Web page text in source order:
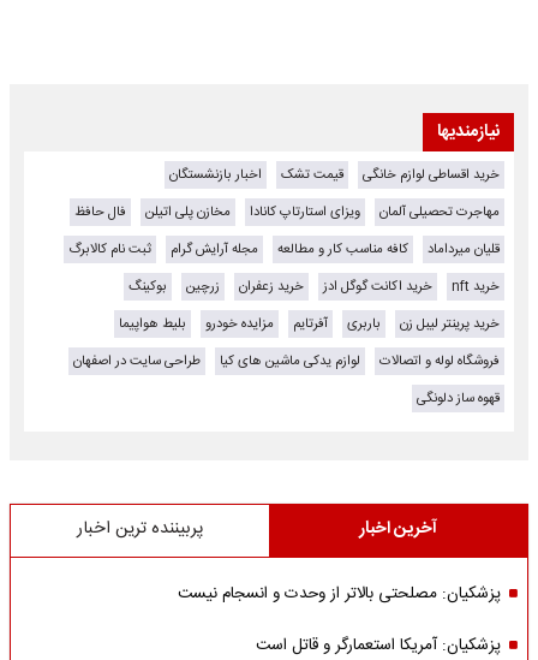
نیازمندیها
خرید اقساطی لوازم خانگی قیمت تشک
اخبار بازنشستگان
مهاجرت تحصیلی آلمان
ویزای استارتاپ کانادا مخازن پلی اتیلن
فال حافظ
قلیان میرداماد
کافه مناسب کار و مطالعه مجله آرایش گرام
ثبت نام کالابرگ
خرید nft
خرید اکانت گوگل ادز خرید زعفران زرچین
بوکینگ
خرید پرینتر لیبل زن
باربری آفرتایم مزایده خودرو
بلیط هواپیما
فروشگاه لوله و اتصالات
لوازم یدکی ماشین های کیا
طراحی سایت در اصفهان
قهوه ساز دلونگی
آخرین اخبار پربیننده ترین اخبار
پزشکیان: مصلحتی بالاتر از وحدت و انسجام نیست
پزشکیان: آمریکا استعمارگر و قاتل است